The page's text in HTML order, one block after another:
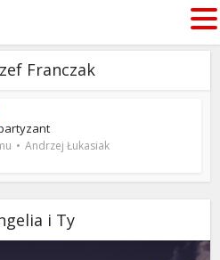
Franczak
Andrzej Łukasiak
i Ty